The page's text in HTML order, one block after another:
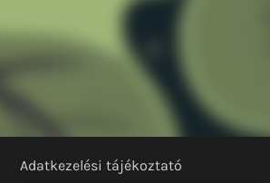
Adatkezelési tájékoztató